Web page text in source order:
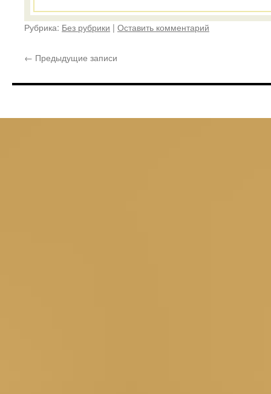
Рубрика: Без рубрики | Оставить комментарий
← Предыдущие записи